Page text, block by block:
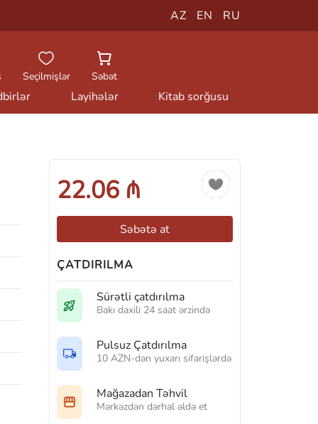
AZ EN RU
Seçilmişlər Səbət
Layihələr Kitab sorğusu
22.06 ₼
Səbətə at
ÇATDIRILMA
Sürətli çatdırılma
Bakı daxili 24 saat ərzində
Pulsuz Çatdırılma
10 AZN-dən yuxarı sifarişlərdə
Mağazadan Təhvil
Mərkəzdən dərhal əldə et